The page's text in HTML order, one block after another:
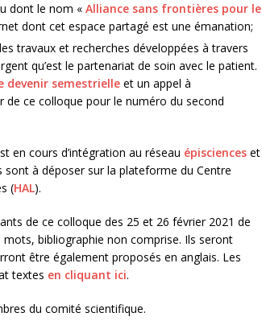
dont le nom « Alliance sans frontières pour le
dont cet espace partagé est une émanation;
travaux et recherches développées à travers
qu’est le partenariat de soin avec le patient.
devenir semestrielle et un appel à
de ce colloque pour le numéro du second
en cours d’intégration au réseau épisciences et
à déposer sur la plateforme du Centre
(HAL).
de ce colloque des 25 et 26 février 2021 de
bibliographie non comprise. Ils seront
être également proposés en anglais. Les
textes en cliquant ici.
du comité scientifique.